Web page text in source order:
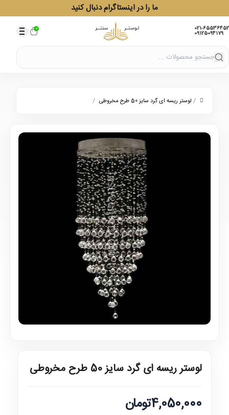
ما را در اینستاگرام دنبال کنید
021-65536452
09125094179
0
/ لوستر ریسه ای گرد سایز 50 طرح مخروطی /
لوستر ریسه ای گرد سایز 50 طرح مخروطی
4,050,000تومان